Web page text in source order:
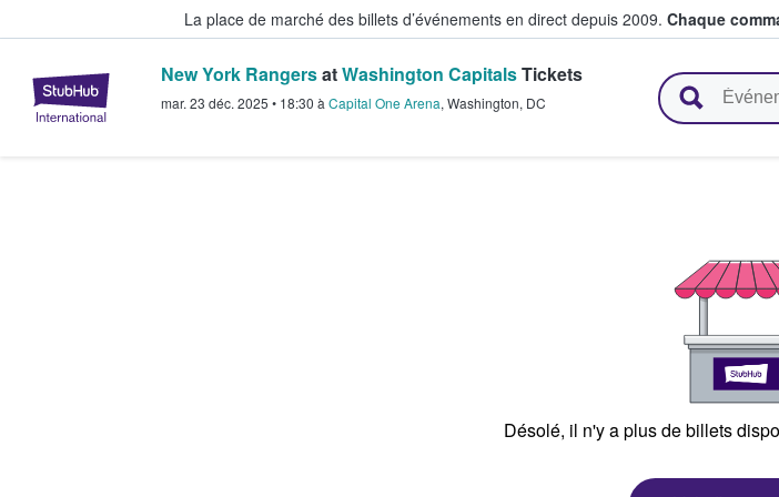
La place de marché des billets d’événements en direct depuis 2009. Chaque
StubHub - Où les fans achètent et vendent des billets
New York RangersatWashington CapitalsTickets
mar. 23 déc. 2025 • 18:30 à Capital One Arena, Washington, DC
Désolé, il n'y a plus de billets